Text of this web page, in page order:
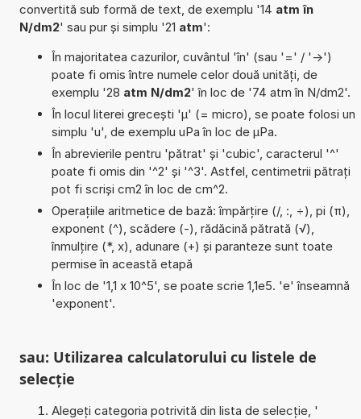
convertită sub formă de text, de exemplu '14 atm în
N/dm2' sau pur și simplu '21 atm':
În majoritatea cazurilor, cuvântul 'în' (sau '=' / '->')
poate fi omis între numele celor două unități, de
exemplu '28 atm N/dm2' în loc de '74 atm în N/dm2'.
În locul literei grecești 'µ' (= micro), se poate folosi un
simplu 'u', de exemplu uPa în loc de µPa.
În abrevierile pentru 'pătrat' și 'cubic', caracterul '^'
poate fi omis din '^2' și '^3'. Astfel, centimetrii pătrați
pot fi scriși cm2 în loc de cm^2.
Operațiile aritmetice de bază: împărțire (/, :, ÷), pi (π),
exponent (^), scădere (-), rădăcină pătrată (√),
înmulțire (*, x), adunare (+) și paranteze sunt toate
permise în această etapă
În loc de '1,1 x 10^5', se poate scrie 1,1e5. 'e' înseamnă
'exponent'.
sau: Utilizarea calculatorului cu listele de
selecție
Alegeți categoria potrivită din lista de selecție, '